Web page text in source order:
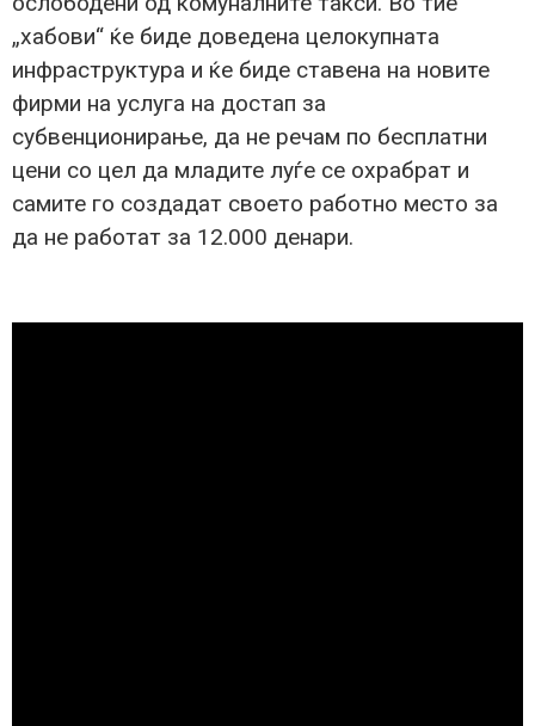
„хабови“ ќе биде доведена целокупната
инфраструктура и ќе биде ставена на новите
фирми на услуга на достап за
субвенционирање, да не речам по бесплатни
цени со цел да младите луѓе се охрабрат и
самите го создадат своето работно место за
да не работат за 12.000 денари.